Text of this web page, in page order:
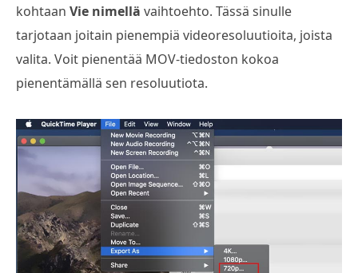
kohtaan Vie nimellä vaihtoehto. Tässä sinulle
tarjotaan joitain pienempiä videoresoluutioita, joista
valita. Voit pienentää MOV-tiedoston kokoa
pienentämällä sen resoluutiota.